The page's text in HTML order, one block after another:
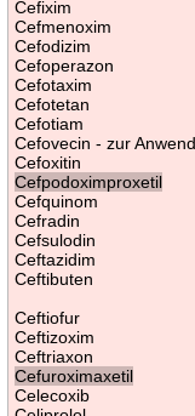
Cefixim
Cefmenoxim
Cefodizim
Cefoperazon
Cefotaxim
Cefotetan
Cefotiam
Cefovecin - zur
Cefoxitin
Cefpodoximproxetil
Cefquinom
Cefradin
Cefsulodin
Ceftazidim
Ceftibuten
Ceftiofur
Ceftizoxim
Ceftriaxon
Cefuroximaxetil
Celecoxib